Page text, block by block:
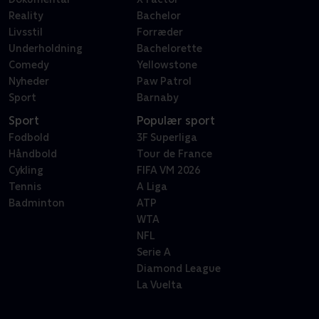
Reality
Livsstil
Underholdning
Comedy
Nyheder
Sport
Bachelor
Forræder
Bachelorette
Yellowstone
Paw Patrol
Barnaby
Sport
Fodbold
Håndbold
Cykling
Tennis
Badminton
Populær sport
3F Superliga
Tour de France
FIFA VM 2026
A Liga
ATP
WTA
NFL
Serie A
Diamond League
La Vuelta